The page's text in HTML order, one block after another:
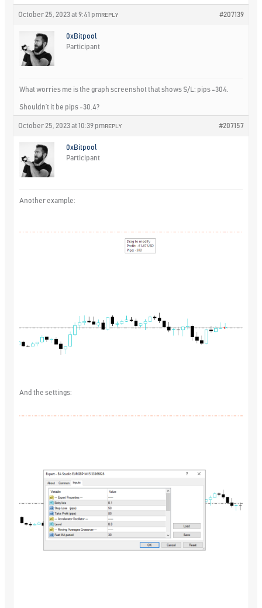
October 25, 2023 at 9:41 pm #207139
REPLY
0xBitpool
Participant
What worries me is the graph screenshot that shows S/L: pips -304.
Shouldn’t it be pips -30.4?
October 25, 2023 at 10:39 pm #207157
REPLY
0xBitpool
Participant
Another example:
And the settings: